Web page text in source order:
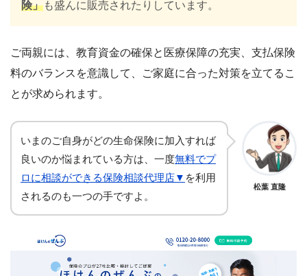
険」も盛んに販売されたりしています。
ご両親には、教育資金の確保と医療保障の充実、支払保険
料のバランスを意識して、ご家庭に合った対策を立てるこ
とが求められます。
いまのご自身がどの生命保険に加入すれば
良いのか悩まれている方は、一度無料でプ
ロに相談ができる保険相談代理店▼ を利用
されるのも一つの手ですよ。
松葉 直隆